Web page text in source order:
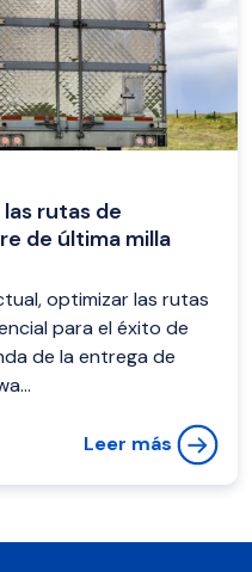
rutas de
de última milla
optimizar las rutas
para el éxito de
de la entrega de
Leer más